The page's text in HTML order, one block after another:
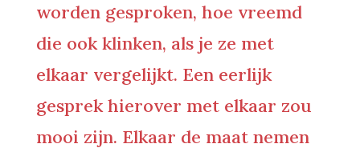
worden gesproken, hoe vreemd
die ook klinken, als je ze met
elkaar vergelijkt. Een eerlijk
gesprek hierover met elkaar zou
mooi zijn. Elkaar de maat nemen